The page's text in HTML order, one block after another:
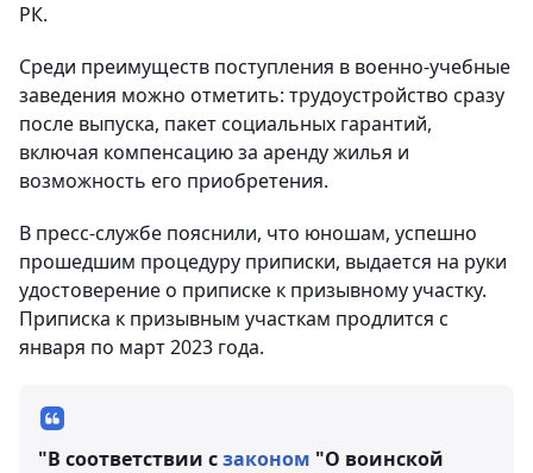
РК.
Среди преимуществ поступления в военно-учебные
заведения можно отметить: трудоустройство сразу
после выпуска, пакет социальных гарантий,
включая компенсацию за аренду жилья и
возможность его приобретения.
В пресс-службе пояснили, что юношам, успешно
прошедшим процедуру приписки, выдается на руки
удостоверение о приписке к призывному участку.
Приписка к призывным участкам продлится с
января по март 2023 года.
"В соответствии сзаконом "О воинской